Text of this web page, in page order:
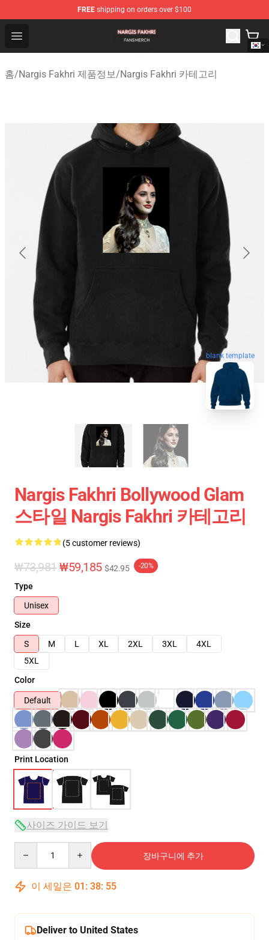
FREE shipping on orders over $100
Open menu
Nargis Fakhri Shop - Official Nargis Fakhri Merchandise
홈/Nargis Fakhri 제품정보/Nargis Fakhri 카테고리
blank template
Nargis Fakhri Bollywood Glam
스타일 Nargis Fakhri 카테고리
(5 customer reviews)
₩73,981 ₩59,185 $42.95 -20%
Type
Unisex
Size
S
M L XL 2XL 3XL
4XL
5XL
Color
Default
Print Location
사이즈 가이드 보기
장바구니에 추가
이 세일은 01 : 38: 54
Deliver to United States